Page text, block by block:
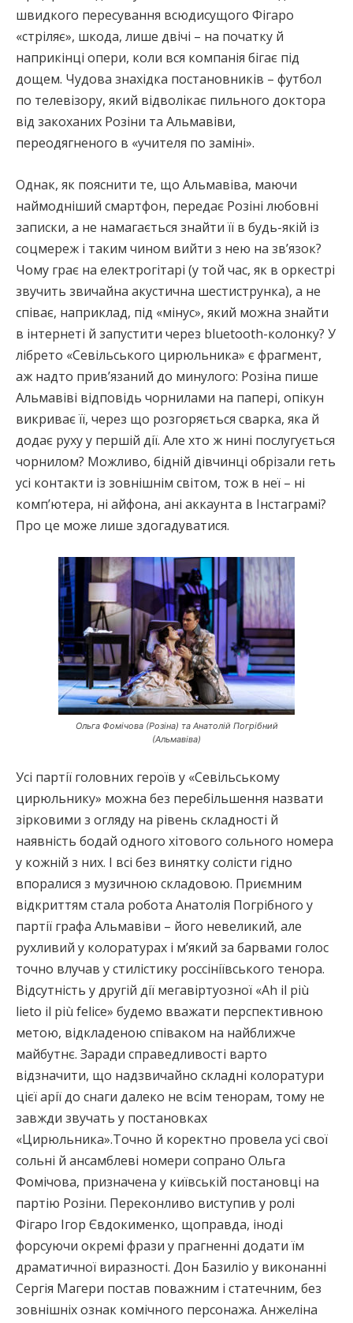
швидкого пересування всюдисущого Фігаро
«стріляє», шкода, лише двічі – на початку й
наприкінці опери, коли вся компанія бігає під
дощем. Чудова знахідка постановників – футбол
по телевізору, який відволікає пильного доктора
від закоханих Розіни та Альмавіви,
переодягненого в «учителя по заміні».
Однак, як пояснити те, що Альмавіва, маючи
наймодніший смартфон, передає Розіні любовні
записки, а не намагається знайти її в будь-якій із
соцмереж і таким чином вийти з нею на зв’язок?
Чому грає на електрогітарі (у той час, як в оркестрі
звучить звичайна акустична шестиструнка), а не
співає, наприклад, під «мінус», який можна знайти
в інтернеті й запустити через bluetooth-колонку? У
лібрето «Севільського цирюльника» є фрагмент,
аж надто прив’язаний до минулого: Розіна пише
Альмавіві відповідь чорнилами на папері, опікун
викриває її, через що розгоряється сварка, яка й
додає руху у першій дії. Але хто ж нині послугується
чорнилом? Можливо, бідній дівчинці обрізали геть
усі контакти із зовнішнім світом, тож в неї – ні
комп’ютера, ні айфона, ані аккаунта в Інстаграмі?
Про це може лише здогадуватися.
Ольга Фомічова (Розіна) та Анатолій Погрібний
(Альмавіва)
Усі партії головних героїв у «Севільському
цирюльнику» можна без перебільшення назвати
зірковими з огляду на рівень складності й
наявність бодай одного хітового сольного номера
у кожній з них. І всі без винятку солісти гідно
впоралися з музичною складовою. Приємним
відкриттям стала робота Анатолія Погрібного у
партії графа Альмавіви – його невеликий, але
рухливий у колоратурах і м’який за барвами голос
точно влучав у стилістику россініївського тенора.
Відсутність у другій дії мегавіртуозної «Ah il più
lieto il più felice» будемо вважати перспективною
метою, відкладеною співаком на найближче
майбутнє. Заради справедливості варто
відзначити, що надзвичайно складні колоратури
цієї арії до снаги далеко не всім тенорам, тому не
завжди звучать у постановках
«Цирюльника».Точно й коректно провела усі свої
сольні й ансамблеві номери сопрано Ольга
Фомічова, призначена у київській постановці на
партію Розіни. Переконливо виступив у ролі
Фігаро Ігор Євдокименко, щоправда, іноді
форсуючи окремі фрази у прагненні додати їм
драматичної виразності. Дон Базиліо у виконанні
Сергія Магери постав поважним і статечним, без
зовнішніх ознак комічного персонажа. Анжеліна